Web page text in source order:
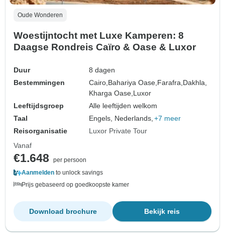
Oude Wonderen
Woestijntocht met Luxe Kamperen: 8
Daagse Rondreis Caïro & Oase & Luxor
Duur
8 dagen
Bestemmingen
Cairo, Bahariya Oase, Farafra, Dakhla,
Kharga Oase, Luxor
Leeftijdsgroep
Alle leeftijden welkom
Taal
Engels, Nederlands, +7 meer
Reisorganisatie
Luxor Private Tour
Vanaf
€1.648
per persoon
Aanmelden to unlock savings
Prijs gebaseerd op goedkoopste kamer
Bekijk reis
Download brochure